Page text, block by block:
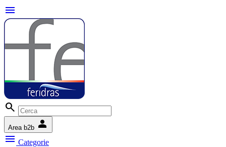
menu
search
Area b2b person
menu Categorie